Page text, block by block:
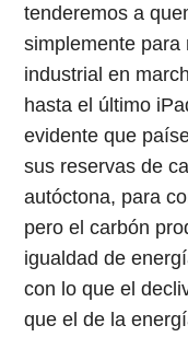
tenderemos a
simplemente para
industrial en
hasta el último
evidente que
sus reservas de
autóctona, para
pero el carbón
igualdad de
con lo que el
que el de la